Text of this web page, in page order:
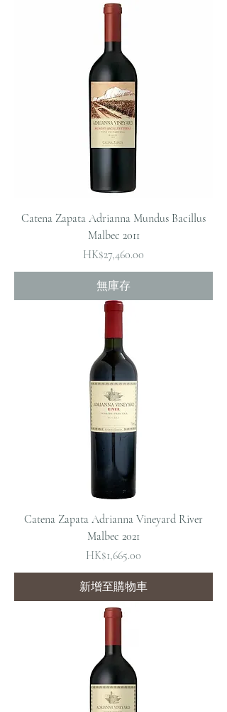
Catena Zapata Adrianna Mundus Bacillus
Malbec 2011
價格
HK$27,460.00
無庫存
Catena Zapata Adrianna Vineyard River
Malbec 2021
價格
HK$1,665.00
新增至購物車